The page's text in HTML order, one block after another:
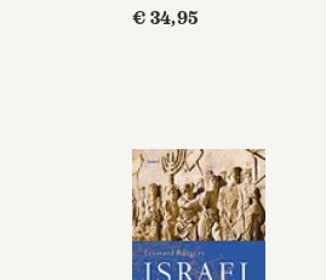
€ 34,95